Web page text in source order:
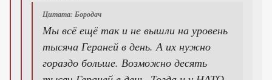
Цитата: Бородач
Мы всё ещё так и не вышли на уровень
тысяча Гераней в день. А их нужно
гораздо больше. Возможно десять